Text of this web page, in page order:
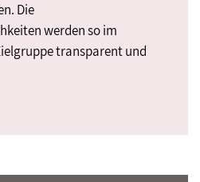
Die
werden so im
transparent und